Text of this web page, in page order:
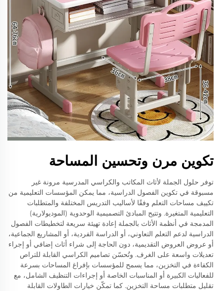
تكوين مرن وتحسين المساحة
توفر حلول الجملة لأثاث المكاتب والكراسي المدرسية مرونة غير
مسبوقة في تكوين الفصول الدراسية، مما يمكن المؤسسات التعليمية من
تكييف مساحات التعلم وفقًا لأساليب التدريس المختلفة والمتطلبات
التعليمية المتغيرة. وتتيح المبادئ التصميمية الوحدوية (الموديولارية)
المدمجة في أنظمة الأثاث بالجملة إعادة تهيئة سريعة لتخطيطات الفصول
الدراسية لدعم التعلم التعاوني، أو الدراسة الفردية، أو المشاريع الجماعية،
أو عروض العروض التقديمية، دون الحاجة إلى شراء أثاث إضافي أو إجراء
تعديلات واسعة على الغرف. وتُحسّن تصاميم الكراسي القابلة للتراص
الكفاءة في التخزين، مما يسمح للمؤسسات بإفراغ المساحات بسرعة
للفعاليات الكبيرة أو المناسبات الخاصة أو إجراءات التنظيف الشامل، مع
تقليل متطلبات مساحة التخزين. كما تمكّن خيارات الطاولات القابلة